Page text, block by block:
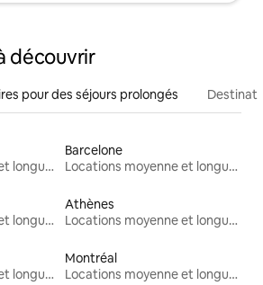
découvrir
pour des séjours prolongés
Locations moyenne et longue durée
Barcelone
Locations moyenne et longue durée
Locations moyenne et longue durée
Athènes
Locations moyenne et longue durée
Locations moyenne et longue durée
Montréal
Locations moyenne et longue durée